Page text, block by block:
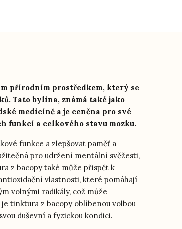
přírodním prostředkem, který se
Tato bylina, známá také jako
medicíně a je ceněna pro své
a celkového stavu mozku.
funkce a zlepšovat paměť a
pro udržení mentální svěžesti,
z bacopy také může přispět k
vlastnosti, které pomáhají
volnými radikály, což může
tinktura z bacopy oblíbenou volbou
duševní a fyzickou kondici.